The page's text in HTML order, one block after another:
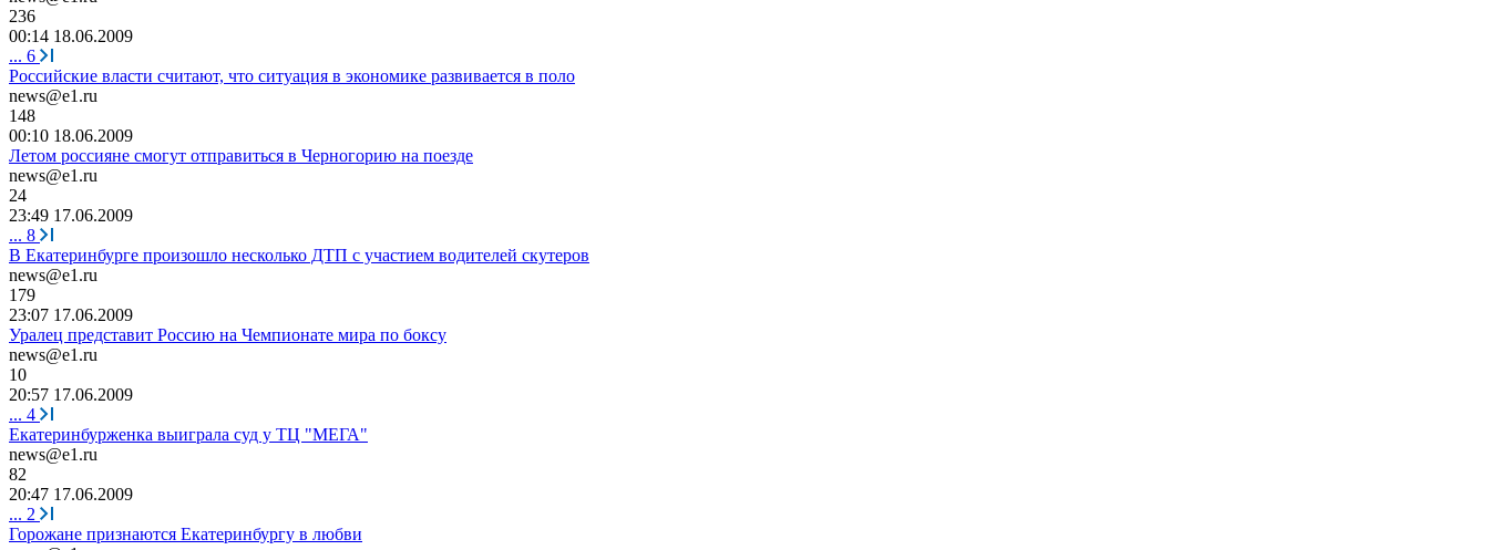
236
00:14 18.06.2009
... 6
Российские власти считают, что ситуация в экономике развивается в поло
news@e1.ru
148
00:10 18.06.2009
Летом россияне смогут отправиться в Черногорию на поезде
news@e1.ru
24
23:49 17.06.2009
... 8
В Екатеринбурге произошло несколько ДТП с участием водителей скутеров
news@e1.ru
179
23:07 17.06.2009
Уралец представит Россию на Чемпионате мира по боксу
news@e1.ru
10
20:57 17.06.2009
... 4
Екатеринбурженка выиграла суд у ТЦ "МЕГА"
news@e1.ru
82
20:47 17.06.2009
... 2
Горожане признаются Екатеринбургу в любви